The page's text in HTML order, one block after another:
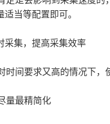
当等配置即可。
采集，提高采集效率
时间要求又高的情况下
量最精简化